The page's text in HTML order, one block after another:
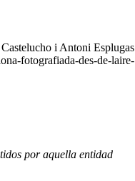
i Antoni Esplugas
fotografiada-des-de-laire-
por aquella entidad